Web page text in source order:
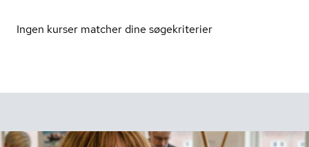
Ingen kurser matcher dine søgekriterier